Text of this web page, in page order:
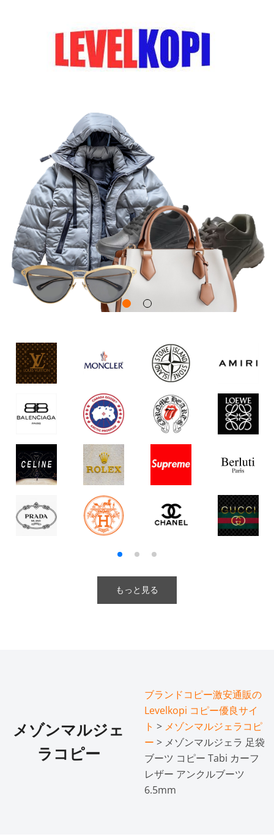
もっと見る
メゾンマルジェ
ラコピー
ブランドコピー激安通販の
Levelkopi コピー優良サイ
ト > メゾンマルジェラコピ
ー > メゾンマルジェラ 足袋
ブーツ コピー Tabi カーフ
レザー アンクルブーツ
6.5mm